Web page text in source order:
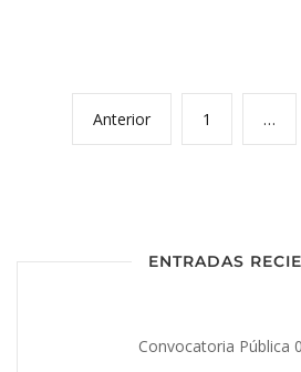
Anterior 1 …
ENTRADAS
Convocatoria Pública